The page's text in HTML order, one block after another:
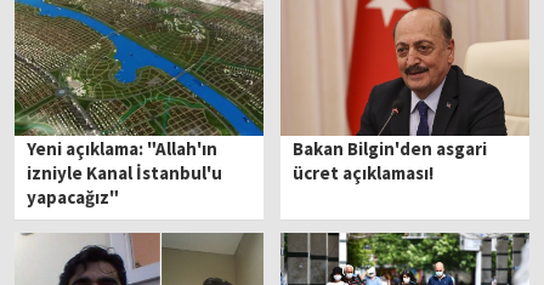
Yeni açıklama: "Allah'ın
izniyle Kanal İstanbul'u
yapacağız"
Bakan Bilgin'den asgari
ücret açıklaması!